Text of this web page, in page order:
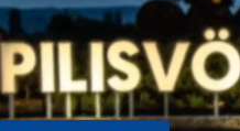
Dokumentumok [
Aloldalak []